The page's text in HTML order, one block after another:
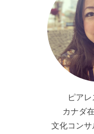
ピア
カナダ
文化コンサ